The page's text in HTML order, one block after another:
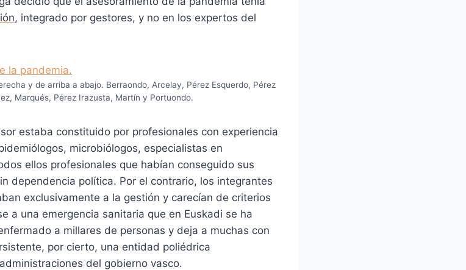
, integrado por gestores, y no en los expertos del
y de arriba a abajo. Berraondo, Arcelay, Pérez Esquerdo, Pérez
Marqués, Pérez Irazusta, Martín y Portuondo.
estaba constituido por profesionales con experiencia
microbiólogos, especialistas en
ellos profesionales que habían conseguido sus
dependencia política. Por el contrario, los integrantes
exclusivamente a la gestión y carecían de criterios
a una emergencia sanitaria que en Euskadi se ha
a millares de personas y deja a muchas con
por cierto, una entidad poliédrica
del gobierno vasco.